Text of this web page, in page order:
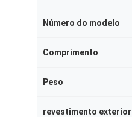
Número do modelo
Comprimento
Peso
revestimento exterior